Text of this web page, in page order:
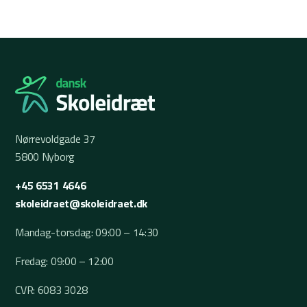
Nørrevoldgade 37
5800 Nyborg
+45 6531 4646
skoleidraet@skoleidraet.dk
Mandag-torsdag: 09:00 – 14:30
Fredag: 09:00 – 12:00
CVR: 6083 3028